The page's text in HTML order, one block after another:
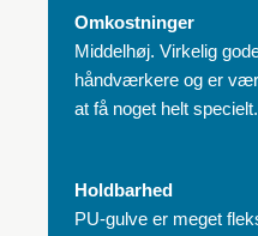
Omkostninger
Middelhøj. Virkelig
håndværkere og er
at få noget helt specielt.
Holdbarhed
PU-gulve er meget